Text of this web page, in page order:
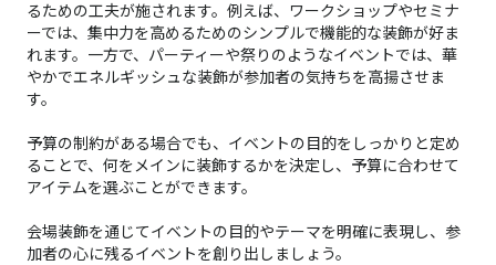
るための工夫が施されます。例えば、ワークショップやセミナ
ーでは、集中力を高めるためのシンプルで機能的な装飾が好ま
れます。一方で、パーティーや祭りのようなイベントでは、華
やかでエネルギッシュな装飾が参加者の気持ちを高揚させま
す。
予算の制約がある場合でも、イベントの目的をしっかりと定め
ることで、何をメインに装飾するかを決定し、予算に合わせて
アイテムを選ぶことができます。
会場装飾を通じてイベントの目的やテーマを明確に表現し、参
加者の心に残るイベントを創り出しましょう。